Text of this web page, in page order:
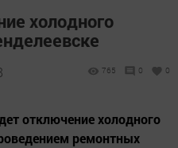
холодного
765 0 0
отключение холодного
ремонтных